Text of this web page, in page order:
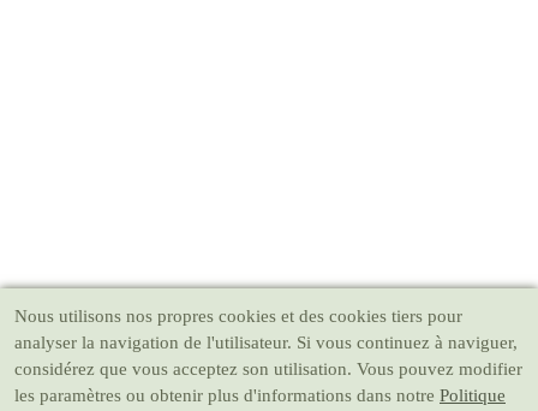
Nous utilisons nos propres cookies et des cookies tiers pour
analyser la navigation de l'utilisateur. Si vous continuez à naviguer,
considérez que vous acceptez son utilisation. Vous pouvez modifier
les paramètres ou obtenir plus d'informations dans notre Politique